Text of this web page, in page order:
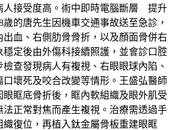
人接受度高。術中即時電腦斷層 提升
的唐先生因機車交通事故送至急診，
血、右側肋骨骨折，以及顏面骨併右
穩定後由外傷科接續照護，並會診口腔
查發現病人有複視、右眼眼球內陷、
口壞死及咬合改變等情形。王盛弘醫師
眶底骨折後，眶內軟組織及眼外肌受
法正常對焦而產生複視。治療需透過手
復位，再植入鈦金屬骨板重建眼眶